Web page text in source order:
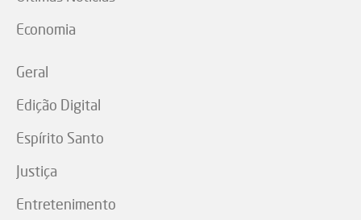
Economia
Geral
Edição Digital
Espírito Santo
Justiça
Entretenimento